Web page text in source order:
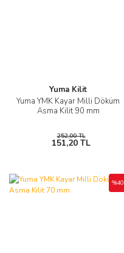
Yuma Kilit
Yuma YMK Kayar Milli Döküm
Asma Kilit 90 mm
252,00 TL
151,20 TL
%40